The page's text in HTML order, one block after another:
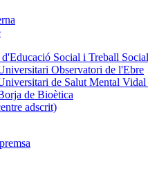
Social i Treball
Observatori de l'Ebre
de Salut Mental
de Bioètica
adscrit)